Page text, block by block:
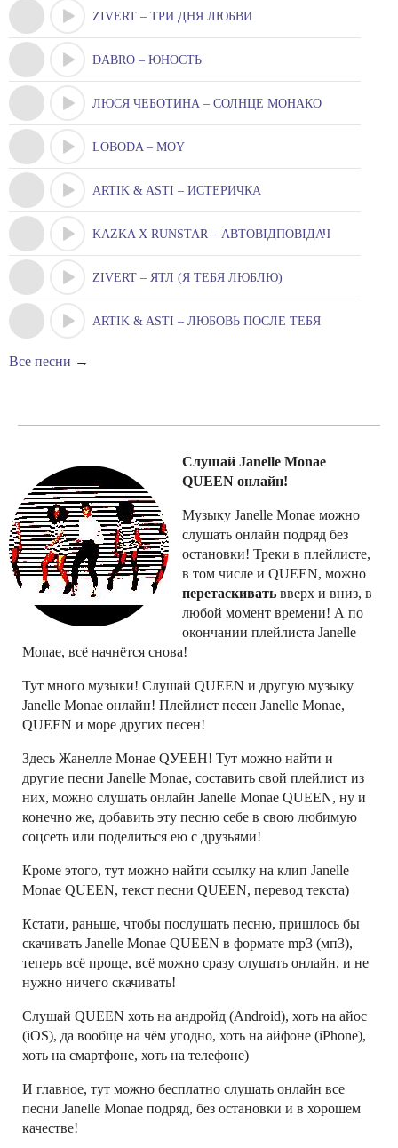
ZIVERT – ТРИ ДНЯ ЛЮБВИ
DABRO – ЮНОСТЬ
ЛЮСЯ ЧЕБОТИНА – СОЛНЦЕ МОНАКО
LOBODA – MOY
ARTIK & ASTI – ИСТЕРИЧКА
KAZKA X RUNSTAR – АВТОВІДПОВІДАЧ
ZIVERT – ЯТЛ (Я ТЕБЯ ЛЮБЛЮ)
ARTIK & ASTI – ЛЮБОВЬ ПОСЛЕ ТЕБЯ
Все песни →
Слушай Janelle Monae
QUEEN онлайн!
Музыку Janelle Monae можно
слушать онлайн подряд без
остановки! Треки в плейлисте,
в том числе и QUEEN, можно
перетаскивать вверх и вниз, в
любой момент времени! А по
окончании плейлиста Janelle
Monae, всё начнётся снова!
Тут много музыки! Слушай QUEEN и другую музыку
Janelle Monae онлайн! Плейлист песен Janelle Monae,
QUEEN и море других песен!
Здесь Жанелле Монае QУЕЕН! Тут можно найти и
другие песни Janelle Monae, составить свой плейлист из
них, можно слушать онлайн Janelle Monae QUEEN, ну и
конечно же, добавить эту песню себе в свою любимую
соцсеть или поделиться ею с друзьями!
Кроме этого, тут можно найти ссылку на клип Janelle
Monae QUEEN, текст песни QUEEN, перевод текста)
Кстати, раньше, чтобы послушать песню, пришлось бы
скачивать Janelle Monae QUEEN в формате mp3 (мп3),
теперь всё проще, всё можно сразу слушать онлайн, и не
нужно ничего скачивать!
Слушай QUEEN хоть на андройд (Android), хоть на айос
(iOS), да вообще на чём угодно, хоть на айфоне (iPhone),
хоть на смартфоне, хоть на телефоне)
И главное, тут можно бесплатно слушать онлайн все
песни Janelle Monae подряд, без остановки и в хорошем
качестве!